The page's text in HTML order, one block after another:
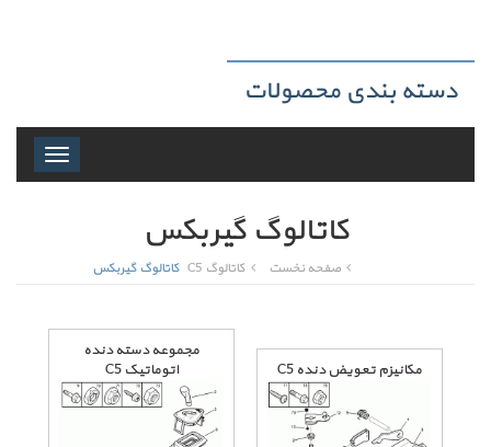
دسته بندی محصولات
Toggle
کاتالوگ گیربکس
صفحه نخست کاتالوگ C5 کاتالوگ گیربکس
مکانیزم تعویض دنده C5
مجموعه دسته دنده
اتوماتیک C5